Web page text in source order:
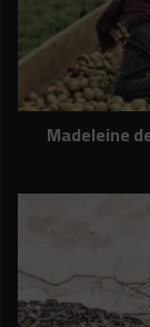
grande
photographe
humaniste
Madeleine
une
bande
dessinée